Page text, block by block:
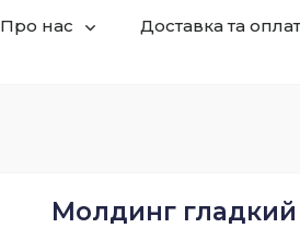
Про нас Доставка та
Молдинг гладкий